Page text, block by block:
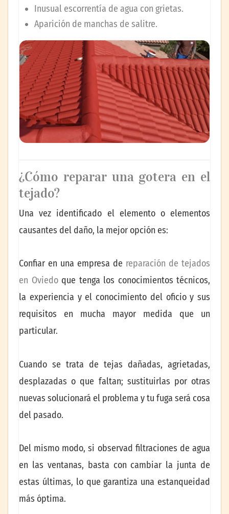
Inusual escorrentía de agua con grietas.
Aparición de manchas de salitre.
¿Cómo reparar una gotera en el
tejado?
Una vez identificado el elemento o elementos
causantes del daño, la mejor opción es:
Confiar en una empresa de reparación de tejados
en Oviedoque tenga los conocimientos técnicos,
la experiencia y el conocimiento del oficio y sus
requisitos en mucha mayor medida que un
particular.
Cuando se trata de tejas dañadas, agrietadas,
desplazadas o que faltan; sustituirlas por otras
nuevas solucionará el problema y tu fuga será cosa
del pasado.
Del mismo modo, si observad filtraciones de agua
en las ventanas, basta con cambiar la junta de
estas últimas, lo que garantiza una estanqueidad
más óptima.